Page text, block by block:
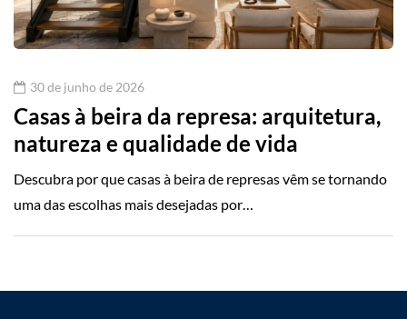
30 de junho de 2026
Casas à beira da represa: arquitetura,
natureza e qualidade de vida
Descubra por que casas à beira de represas vêm se tornando
uma das escolhas mais desejadas por…